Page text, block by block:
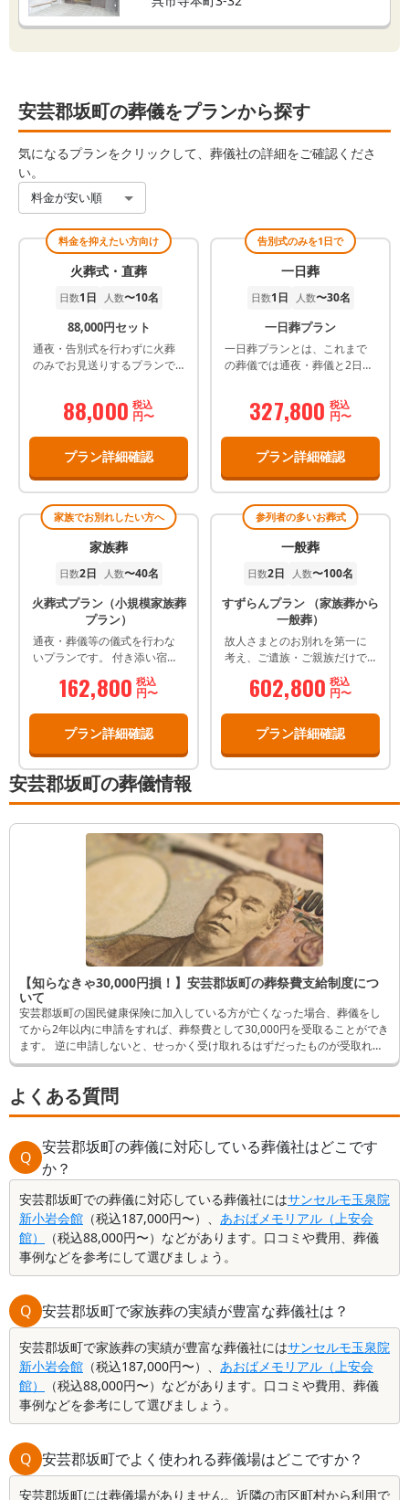
安芸郡坂町の葬儀をプランから探す
気になるプランをクリックして、葬儀社の詳細をご確認くださ
い。
料金が安い順
料金を抑えたい方向け
火葬式・直葬
日数1日 人数〜10名
88,000円セット
通夜・告別式を行わずに火葬
のみでお見送りするプランで
88,000 税込
円〜
プラン詳細確認
告別式のみを1日で
一日葬
日数1日 人数〜30名
一日葬プラン
一日葬プランとは、これまで
の葬儀では通夜・葬儀と2日間
を、通夜をおこなわず火葬日
に葬儀（告別式）のみをおこ
葬儀を行うため、費用を抑え
ることはもちろん、時間が短
縮されることで身体的な負担
も軽減されます。
327,800 税込
円〜
プラン詳細確認
家族でお別れしたい方へ
家族葬
日数2日 人数〜40名
火葬式プラン（小規模家族葬
プラン）
通夜・葬儀等の儀式を行わな
いプランです。 付き添い宿泊
はございませんが、出棺前に
御面会、お別れが可能です。
162,800 税込
円〜
プラン詳細確認
参列者の多いお葬式
一般葬
日数2日 人数〜100名
すずらんプラン （家族葬から
一般葬）
故人さまとのお別れを第一に
考え、ご遺族・ご親族だけで
執り行うプランです。 不意の
お客様のご会葬にも対応でき
602,800 税込
円〜
プラン詳細確認
安芸郡坂町の葬儀情報
【知らなきゃ30,000円損！】安芸郡坂町の葬祭費支給制度につ
いて
安芸郡坂町の国民健康保険に加入している方が亡くなった場合、葬儀をし
てから2年以内に申請をすれば、葬祭費として30,000円を受取ることができ
ます。 逆に申請しないと、せっかく受け取れるはずだったものが受取れな
くなってしまいます。 そんなことにならないよう、この記事では申請方法
よくある質問
Q
安芸郡坂町の葬儀に対応している葬儀社はどこです
か？
安芸郡坂町での葬儀に対応している葬儀社にはサンセルモ玉泉院
新小岩会館 （税込187,000円〜）、 あおばメモリアル（上安会
館）
（税込88,000円〜）などがあります。口コミや費用、葬儀
事例などを参考にして選びましょう。
Q 安芸郡坂町で家族葬の実績が豊富な葬儀社は？
安芸郡坂町で家族葬の実績が豊富な葬儀社にはサンセルモ玉泉院
新小岩会館 （税込187,000円〜）、 あおばメモリアル（上安会
館）
（税込88,000円〜）などがあります。口コミや費用、葬儀
事例などを参考にして選びましょう。
Q 安芸郡坂町でよく使われる葬儀場はどこですか？
安芸郡坂町には葬儀場がありません。近隣の市区町村から利用で